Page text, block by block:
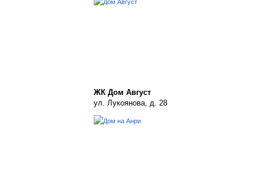
ЖК Дом Август
ул. Лукоянова, д. 28